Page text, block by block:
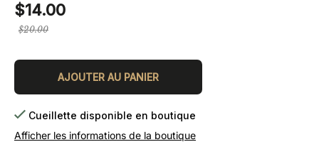
$14.00
Prix
$20.00
AJOUTER AU PANIER
Cueillette disponible en boutique
Afficher les informations de la boutique